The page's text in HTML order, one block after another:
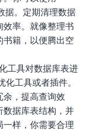
据。定期清理数据
率。就像整理书
书籍，以便腾出空
工具对数据库表进
工具或者插件。
，提高查询效
数据库表结构，并
样，你需要合理